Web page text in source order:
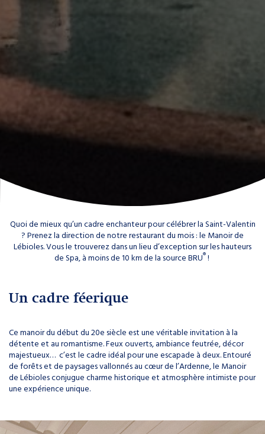
Quoi de mieux qu’un cadre enchanteur pour célébrer la Saint-Valentin
? Prenez la direction de notre restaurant du mois : le Manoir de
Lébioles. Vous le trouverez dans un lieu d’exception sur les hauteurs
de Spa, à moins de 10 km de la source BRU®!
Un cadre féerique
Ce manoir du début du 20e siècle est une véritable invitation à la
détente et au romantisme. Feux ouverts, ambiance feutrée, décor
majestueux… c’est le cadre idéal pour une escapade à deux. Entouré
de forêts et de paysages vallonnés au cœurde l’Ardenne, le Manoir
de Lébiolesconjugue charme historique et atmosphère intimiste pour
une expérience unique.